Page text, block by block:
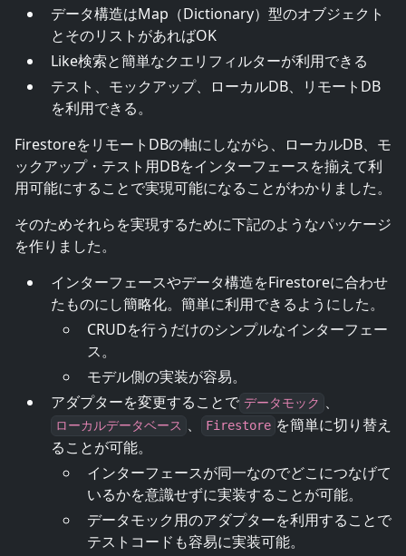
データ構造はMap（Dictionary）型のオブジェクト
とそのリストがあればOK
Like検索と簡単なクエリフィルターが利用できる
テスト、モックアップ、ローカルDB、リモートDB
を利用できる。
FirestoreをリモートDBの軸にしながら、ローカルDB、モ
ックアップ・テスト用DBをインターフェースを揃えて利
用可能にすることで実現可能になることがわかりました。
そのためそれらを実現するために下記のようなパッケージ
を作りました。
インターフェースやデータ構造をFirestoreに合わせ
たものにし簡略化。簡単に利用できるようにした。
CRUDを行うだけのシンプルなインターフェー
ス。
モデル側の実装が容易。
アダプターを変更することで データモック 、
ローカルデータベース 、 Firestore を簡単に切り替え
ることが可能。
インターフェースが同一なのでどこにつなげて
いるかを意識せずに実装することが可能。
データモック用のアダプターを利用することで
テストコードも容易に実装可能。